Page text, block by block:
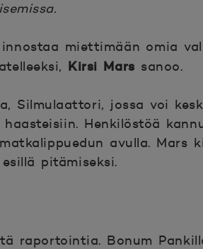
miettimään omia
Kirsi Mars sanoo.
Silmulaattori, jossa voi
Henkilöstöä
avulla. Mars
pitämiseksi.
raportointia. Bonum